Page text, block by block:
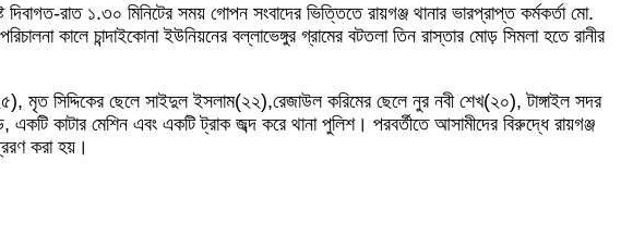
রাত ১.৩০ মিনিটের সময় গোপন সংবাদের ভিত্তিতে রায়গঞ্জ থানার ভারপ্রাপ্ত কর্মকর্তা মো.
কালে চান্দাইকোনা ইউনিয়নের বল্লাভেঙ্গুর গ্রামের বটতলা তিন রাস্তার মোড় সিমলা হতে রানীর
সিদ্দিকের ছেলে সাইদুল ইসলাম(২২),রেজাউল করিমের ছেলে নুর নবী শেখ(২০), টাঙ্গাইল সদর
কাটার মেশিন এবং একটি ট্রাক জব্দ করে থানা পুলিশ। পরবর্তীতে আসামীদের বিরুদ্ধে রায়গঞ্জ
করা হয়।